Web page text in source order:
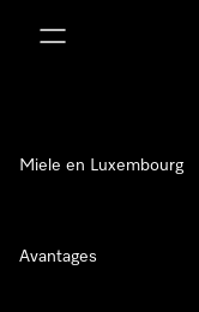
Miele en Luxembourg
Avantages